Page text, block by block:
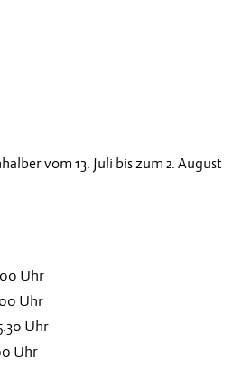
vom 13. Juli bis zum 2. August
Uhr
Uhr
Uhr
Uhr